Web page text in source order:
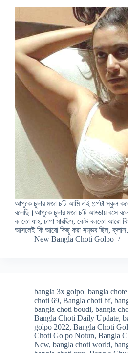
আপুকে চুদার মজা চটি আমি এই গল্পটা স্কুল
বলেছি।আপুকে চুদার মজা চটি আড্ডায় বসে
বলতো যাহ, চাপা মারছিস, কেউ বলতো আরো
আসলেই কি আরো কিছু করা সম্ভব ছিল,
New Bangla Choti Golpo
bangla 3x golpo, bangla
choti 69, Bangla choti bf,
bangla choti boudi, bangla
Bangla Choti Daily Update,
golpo 2022, Bangla Choti
Choti Golpo Notun, Bangla
New, bangla choti world,